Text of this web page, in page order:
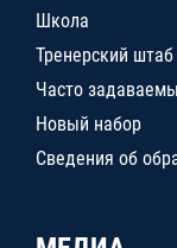
Школа
Тренерский штаб
Часто
Новый набор
Сведения об